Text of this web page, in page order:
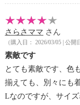
さらさママ さん
（購入日： 2026/03/05 | 公開
素敵です
とても素敵です、色
揃えても、別々にも
Lなのですが、サイ